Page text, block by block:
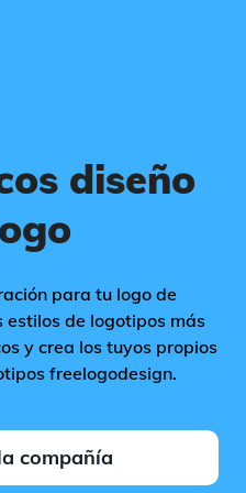
diseño
para tu logo de
estilos de logotipos más
y crea los tuyos propios
freelogodesign.